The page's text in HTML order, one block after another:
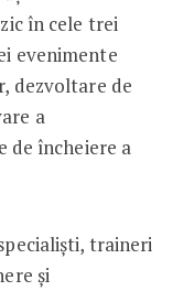
în cele trei
evenimente
dezvoltare de
a
de încheiere a
traineri
și